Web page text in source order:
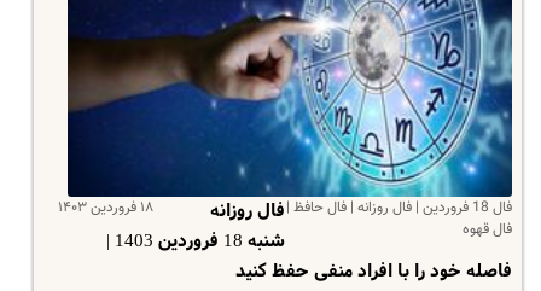
فال 18 فروردین | فال روزانه | فال حافظ |
فال قهوه
۱۸ فروردین ۱۴۰۳
فال روزانه
شنبه 18 فروردین 1403 |
فاصله خود را با افراد منفی حفظ کنید